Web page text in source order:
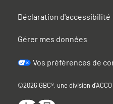
Déclaration d'accessibilité
Gérer mes données
Vos préférences de
©2026 GBC®, une division